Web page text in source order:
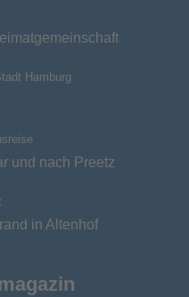
Hamburg
und nach Preetz
in Altenhof